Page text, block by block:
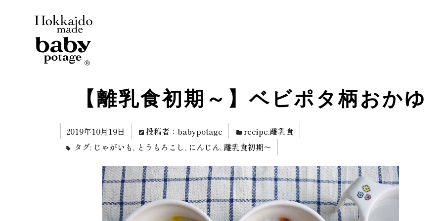
【離乳食初期～】ベビポタ柄おかゆ
2019年10月19日 投稿者：babypotage recipe,離乳食
タグ: じゃがいも , とうもろこし, にんじん,離乳食初期～